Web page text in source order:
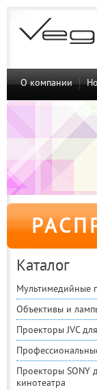
О компании
Каталог
Мультимедийные
Объективы и
Проекторы JVC
Проекторы SONY
кинотеатра